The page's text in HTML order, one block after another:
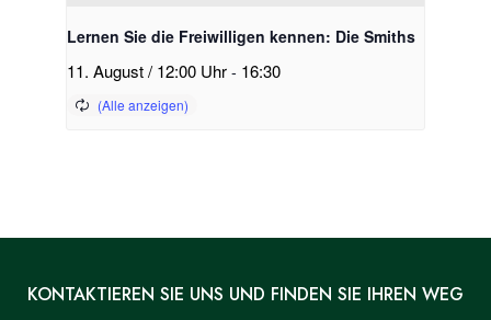
Lernen Sie die Freiwilligen kennen: Die Smiths
11. August / 12:00 Uhr- 16:30
KONTAKTIEREN SIE UNS UND FINDEN SIE IHREN WEG